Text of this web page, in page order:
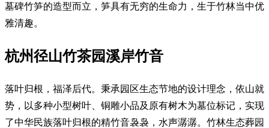
墓碑竹笋的造型而立，笋具有无穷的生命力，生于竹林当中优
雅清趣。
杭州径山竹茶园溪岸竹音
落叶归根，福泽后代。秉承园区生态节地的设计理念，依山就
势，以多种小型树叶、铜雕小品及原有树木为墓位标记，实现
了中华民族落叶归根的精竹音袅袅，水声潺潺。竹林生态葬园